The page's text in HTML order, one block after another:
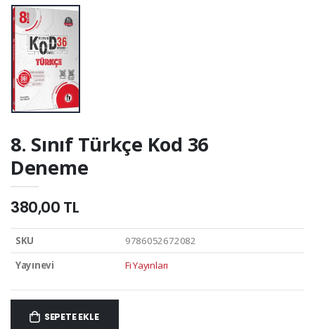
8. Sınıf Türkçe Kod 36
Deneme
380,00 TL
SKU
9786052672082
Yayınevi
Fi Yayınları
SEPETE EKLE